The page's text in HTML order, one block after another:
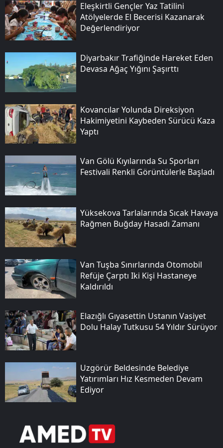
Eleşkirtli Gençler Yaz Tatilini
Atölyelerde El Becerisi Kazanarak
Değerlendiriyor
Diyarbakır Trafiğinde Hareket Eden
Devasa Ağaç Yığını Şaşırttı
Kovancılar Yolunda Direksiyon
Hakimiyetini Kaybeden Sürücü Kaza
Yaptı
Van Gölü Kıyılarında Su Sporları
Festivali Renkli Görüntülerle Başladı
Yüksekova Tarlalarında Sıcak Havaya
Rağmen Buğday Hasadı Zamanı
Van Tuşba Sınırlarında Otomobil
Refüje Çarptı Iki Kişi Hastaneye
Kaldırıldı
Elazığlı Gıyasettin Ustanın Vasiyet
Dolu Halay Tutkusu 54 Yıldır Sürüyor
Uzgörür Beldesinde Belediye
Yatırımları Hız Kesmeden Devam
Ediyor